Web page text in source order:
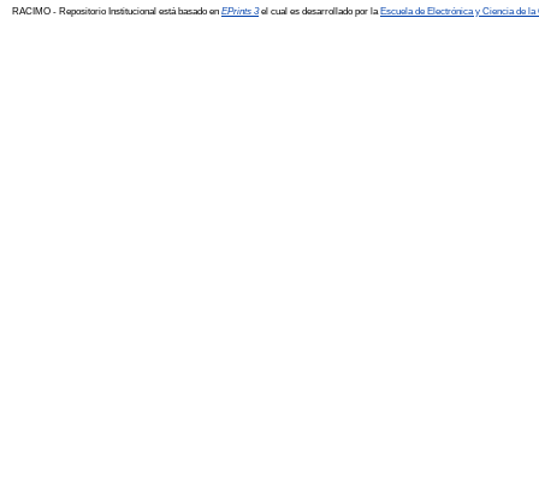
RACIMO - Repositorio Institucional está basado en EPrints 3el cual es desarrollado por la Escuela de Electrónica y Ciencia de la